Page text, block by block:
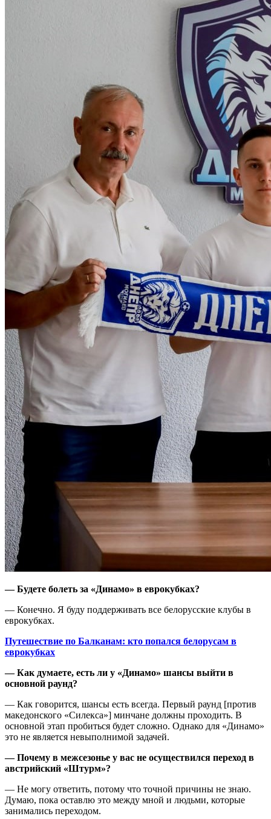
— Будете болеть за «Динамо» в еврокубках?
— Конечно. Я буду поддерживать все белорусские клубы в
еврокубках.
Путешествие по Балканам: кто попался белорусам в
еврокубках
— Как думаете, есть ли у «Динамо» шансы выйти в
основной раунд?
— Как говорится, шансы есть всегда. Первый раунд [против
македонского «Силекса»] минчане должны проходить. В
основной этап пробиться будет сложно. Однако для «Динамо»
это не является невыполнимой задачей.
— Почему в межсезонье у вас не осуществился переход в
австрийский «Штурм»?
— Не могу ответить, потому что точной причины не знаю.
Думаю, пока оставлю это между мной и людьми, которые
занимались переходом.